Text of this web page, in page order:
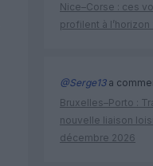
Nice–Corse : ces
profilent à l’horizon
@Serge13a
Bruxelles–Porto :
nouvelle liaison
décembre 2026